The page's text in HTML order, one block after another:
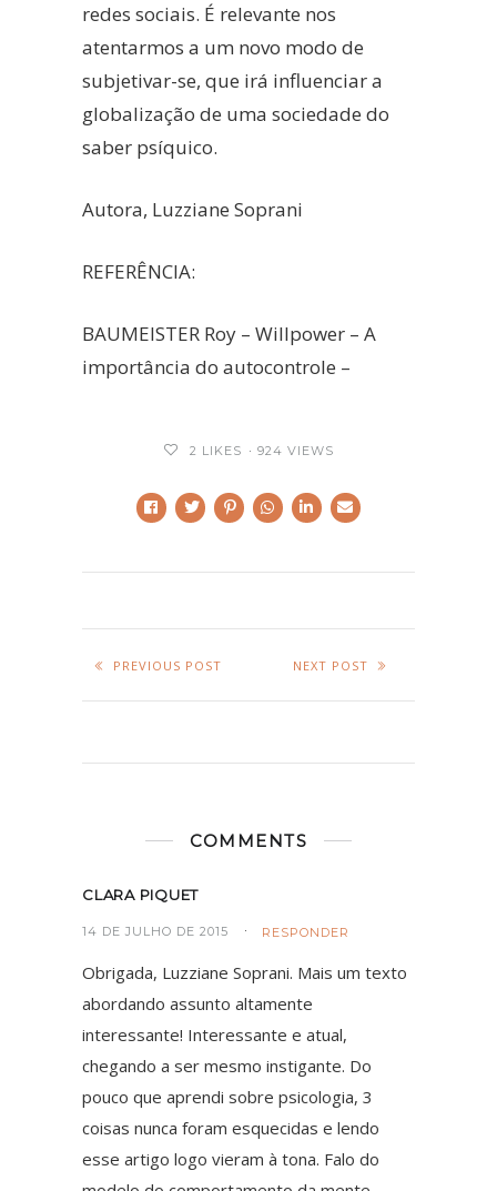
redes sociais. É relevante nos
atentarmos a um novo modo de
subjetivar-se, que irá influenciar a
globalização de uma sociedade do
saber psíquico.
Autora, Luzziane Soprani
REFERÊNCIA:
BAUMEISTER Roy – Willpower – A
importância do autocontrole –
2 LIKES 924 VIEWS
PREVIOUS POST NEXT POST
COMMENTS
CLARA PIQUET
14 DE JULHO DE 2015 RESPONDER
Obrigada, Luzziane Soprani. Mais um texto
abordando assunto altamente
interessante! Interessante e atual,
chegando a ser mesmo instigante. Do
pouco que aprendi sobre psicologia, 3
coisas nunca foram esquecidas e lendo
esse artigo logo vieram à tona. Falo do